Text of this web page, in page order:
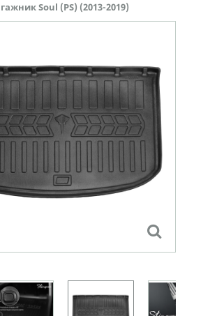
Soul (PS) (2013-2019)